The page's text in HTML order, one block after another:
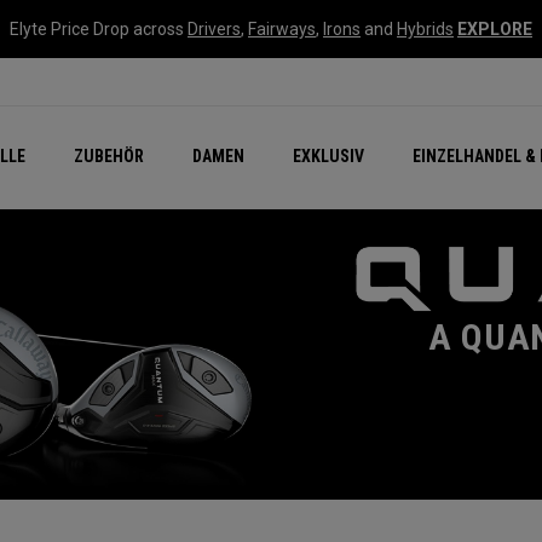
Elyte Price Drop across Drivers, Fairways, Irons and Hybrids EXPLORE
ZUBEHÖR DAMEN EXKLUSIV EINZELHANDEL
Neu – Quantum
Neu Chrome Tour
Zubehör
NEW Golf Bags
New - REVA Complete
Online Selector Tools
A